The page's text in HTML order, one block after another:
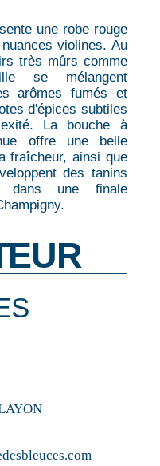
une robe rouge
violines. Au
très mûrs comme
se mélangent
arômes fumés et
d'épices subtiles
La bouche à
offre une belle
fraîcheur, ainsi que
des tanins
dans une finale